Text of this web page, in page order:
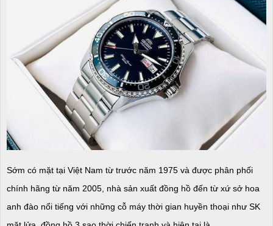
Sớm có mặt tại Việt Nam từ trước năm 1975 và được phân phối
chính hãng từ năm 2005, nhà sản xuất đồng hồ đến từ xứ sở hoa
anh đào nổi tiếng với những cỗ máy thời gian huyền thoại như SK